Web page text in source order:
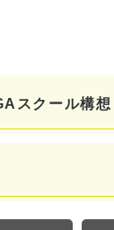
スクール構想